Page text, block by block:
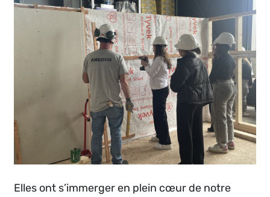
Elles ont s’immerger en plein cœur de notre